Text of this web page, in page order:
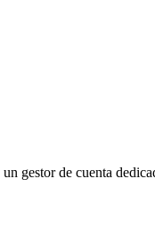
gestor de cuenta